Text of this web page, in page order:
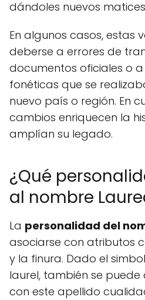
dándoles nuevos
En algunos casos, estas
deberse a errores de
documentos oficiales o
fonéticas que se
nuevo país o región. En
cambios enriquecen la
amplían su legado.
¿Qué
al nombre
La personalidad del
asociarse con atributos
y la finura. Dado el
laurel, también se
con este apellido